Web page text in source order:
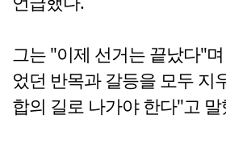
그는 "이제 선거는 끝났다"
었던 반목과 갈등을 모두 지
합의 길로 나가야 한다"고 말